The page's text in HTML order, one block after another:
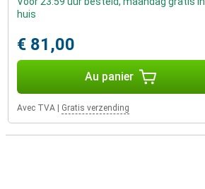
huis
€ 81,00
Au panier
Avec TVA Gratis verzending